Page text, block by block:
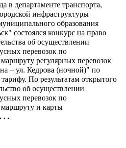
в департаменте транспорта,
инфраструктуры
образования
состоялся конкурс на право
об осуществлении
перевозок по
регулярных перевозок
– ул. Кедрова (ночной)" по
По результатам открытого
об осуществлении
перевозок по
и карты
. . .